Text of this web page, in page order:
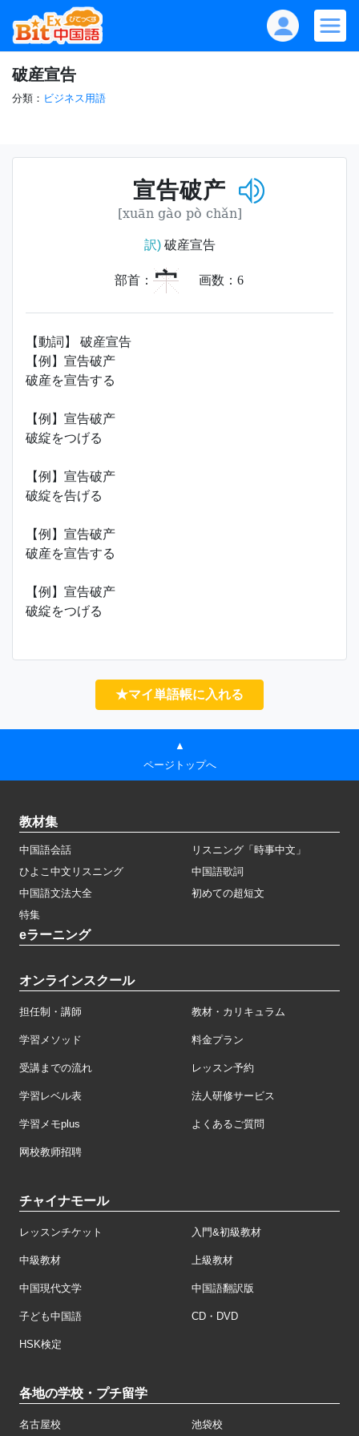
破産宣告
分類： ビジネス用語
宣告破产
[xuān gào pò chǎn]
訳)破産宣告
部首： 宀 画数： 6
【動詞】 破産宣告
【例】宣告破产
破産を宣告する
【例】宣告破产
破綻をつげる
【例】宣告破产
破綻を告げる
【例】宣告破产
破産を宣告する
【例】宣告破产
破綻をつげる
★マイ単語帳に入れる
▲
ページトップへ
教材集
中国語会話
リスニング「時事中文」
ひよこ中文リスニング
中国語歌詞
中国語文法大全
初めての超短文
特集
eラーニング
オンラインスクール
担任制・講師 教材・カリキュラム
学習メソッド 料金プラン
受講までの流れ レッスン予約
学習レベル表 法人研修サービス
学習メモplus よくあるご質問
网校教师招聘
チャイナモール
レッスンチケット 入門&初級教材
中級教材 上級教材
中国現代文学 中国語翻訳版
子ども中国語 CD・DVD
HSK検定
各地の学校・プチ留学
名古屋校 池袋校